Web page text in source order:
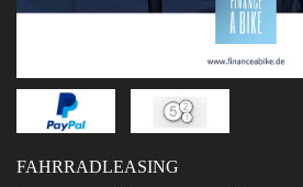
FAHRRADLEASING